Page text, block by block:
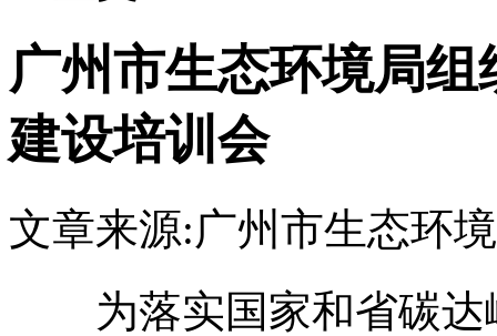
广州市生态环境局
建设培训会
文章来源:广州市生态环
为落实国家和省碳达